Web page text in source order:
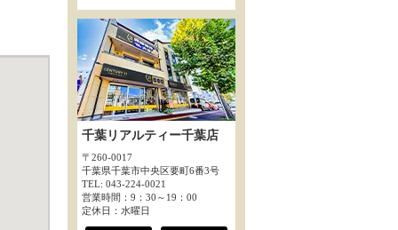
千葉リアルティー千葉店
〒260-0017
千葉県千葉市中央区要町6番3号
TEL: 043-224-0021
営業時間：9：30～19：00
定休日：水曜日